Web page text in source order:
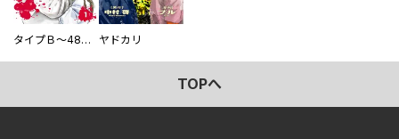
タイプＢ～48時間後、致死率100％～【単話】 ヤドカリ
TOPへ